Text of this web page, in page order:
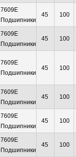
7609E
Подшипники
45 100
7609E
Подшипники
45 100
7609E
Подшипники
45 100
7609E
Подшипники
45 100
7609E
Подшипники
45 100
7609E
Подшипники
45 100